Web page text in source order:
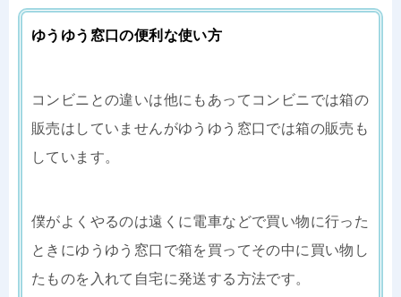
ゆうゆう窓口の便利な使い方
コンビニとの違いは他にもあってコンビニでは箱の
販売はしていませんがゆうゆう窓口では箱の販売も
しています。
僕がよくやるのは遠くに電車などで買い物に行った
ときにゆうゆう窓口で箱を買ってその中に買い物し
たものを入れて自宅に発送する方法です。